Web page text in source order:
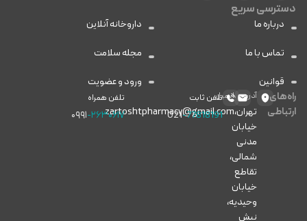
دسترسی سریع
درباره ما
تماس با ما
قوانین
داروخانه آنلاین
مجله سلامت
ورود و عضویت
راه‌های
ارتباطی
آدرس
تهران،
خیابان
مدنی
شمالی،
تقاطع
خیابان
وحیدیه،
نبش
ایمیل
zartoshtpharmacy@gmail.com
تلفن ثابت
021-77818191
تلفن همراه
۰۹۹۱-۲۶۳۰۶۱۷